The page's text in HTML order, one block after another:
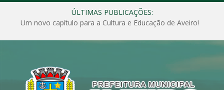
ÚLTIMAS PUBLICAÇÕES:
Um novo capítulo para a Cultura e Educação de Aveiro!